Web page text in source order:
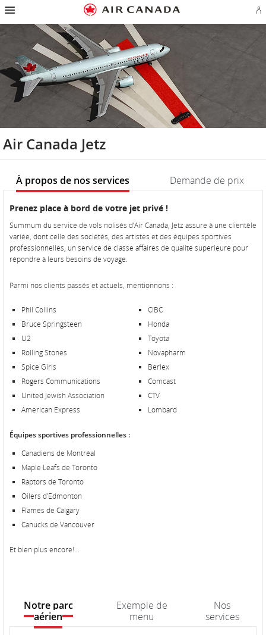
Passez
la
page
Passer
la
navigation
principale
Passer
contenu
Passez
champ
de
recherche
Passer
liens
en
page
Passer
plan
du
Passer
Pour
nous
Air Canada Jetz
À propos de nos services Demande de prix
À
de
nos
services
À
de
nos
services
Prenez place à bord de votre jet privé !
Summum du service de vols nolisés d’Air Canada, Jetz assure à une clientèle
variée, dont celle des sociétés, des artistes et des équipes sportives
professionnelles, un service de classe affaires de qualité supérieure pour
répondre à leurs besoins de voyage.
Parmi nos clients passés et actuels, mentionnons :
Phil Collins
Bruce Springsteen
U2
Rolling Stones
Spice Girls
Rogers Communications
United Jewish Association
American Express
CIBC
Honda
Toyota
Novapharm
Berlex
Comcast
CTV
Lombard
Équipes sportives professionnelles :
Canadiens de Montréal
Maple Leafs de Toronto
Raptors de Toronto
Oilers d'Edmonton
Flames de Calgary
Canucks de Vancouver
Et bien plus encore!…
Notre parc
aérien
Exemple de
menu
Nos
services